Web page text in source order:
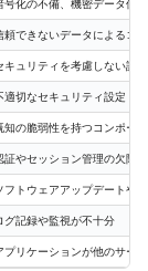
号化の不備、機密データ保
頼できないデータによるコ
キュリティを考慮しない設計
適切なセキュリティ設定
知の脆弱性を持つコンポー
証やセッション管理の欠陥
フトウェアアップデートや
グ記録や監視が不十分
プリケーションが他のサー